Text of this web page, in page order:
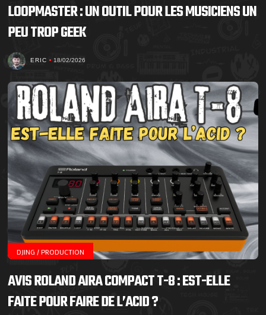
LOOPMASTER : UN OUTIL POUR LES MUSICIENS UN
PEU TROP GEEK
ERIC 18/02/2026
DJING / PRODUCTION
AVIS ROLAND AIRA COMPACT T-8 : EST-ELLE
FAITE POUR FAIRE DE L’ACID ?